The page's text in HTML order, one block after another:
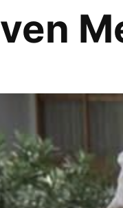
Sven